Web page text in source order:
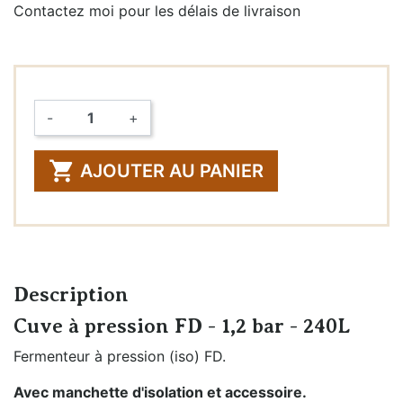
Contactez moi pour les délais de livraison
Quantité
- +
 AJOUTER AU PANIER
Description
Cuve à pression FD - 1,2 bar - 240L
Fermenteur à pression (iso) FD.
Avec manchette d'isolation et accessoire.